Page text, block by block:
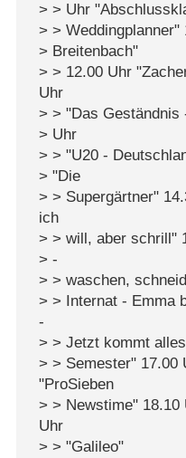
> > Uhr
> > Weddingplanner"
> Breitenbach"
> > 12.00 Uhr
Uhr
> > "Das Geständnis
> Uhr
> > "U20 -
> "Die
> > Supergärtner"
ich
> > will, aber schrill"
> -
> > waschen,
> > Internat - Emma
-
> > Jetzt kommt
> > Semester" 17.00
"ProSieben
> > Newstime" 18.10
Uhr
> > "Galileo"